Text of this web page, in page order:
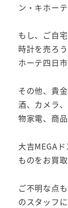
ン・キホー
もし、ご自
時計を売ろ
ホーテ四日
その他、貴
酒、カメラ
物家電、商
大吉MEGA
ものをお買
ご不明な点
のスタッフ